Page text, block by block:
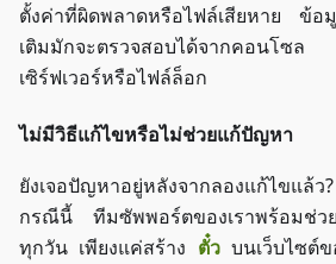
ตั้งค่าที่ผิดพลาดหรือไฟล์เสียหาย ข้อ
เติมมักจะตรวจสอบได้จากคอนโซล
เซิร์ฟเวอร์หรือไฟล์ล็อก
ไม่มีวิธีแก้ไขหรือไม่ช่วยแก้ปัญหา
ยังเจอปัญหาอยู่หลังจากลองแก้ไขแล้
กรณีนี้ ทีมซัพพอร์ตของเราพร้อมช่ว
ทุกวัน เพียงแค่สร้าง ตั๋วบนเว็บไซต์ข